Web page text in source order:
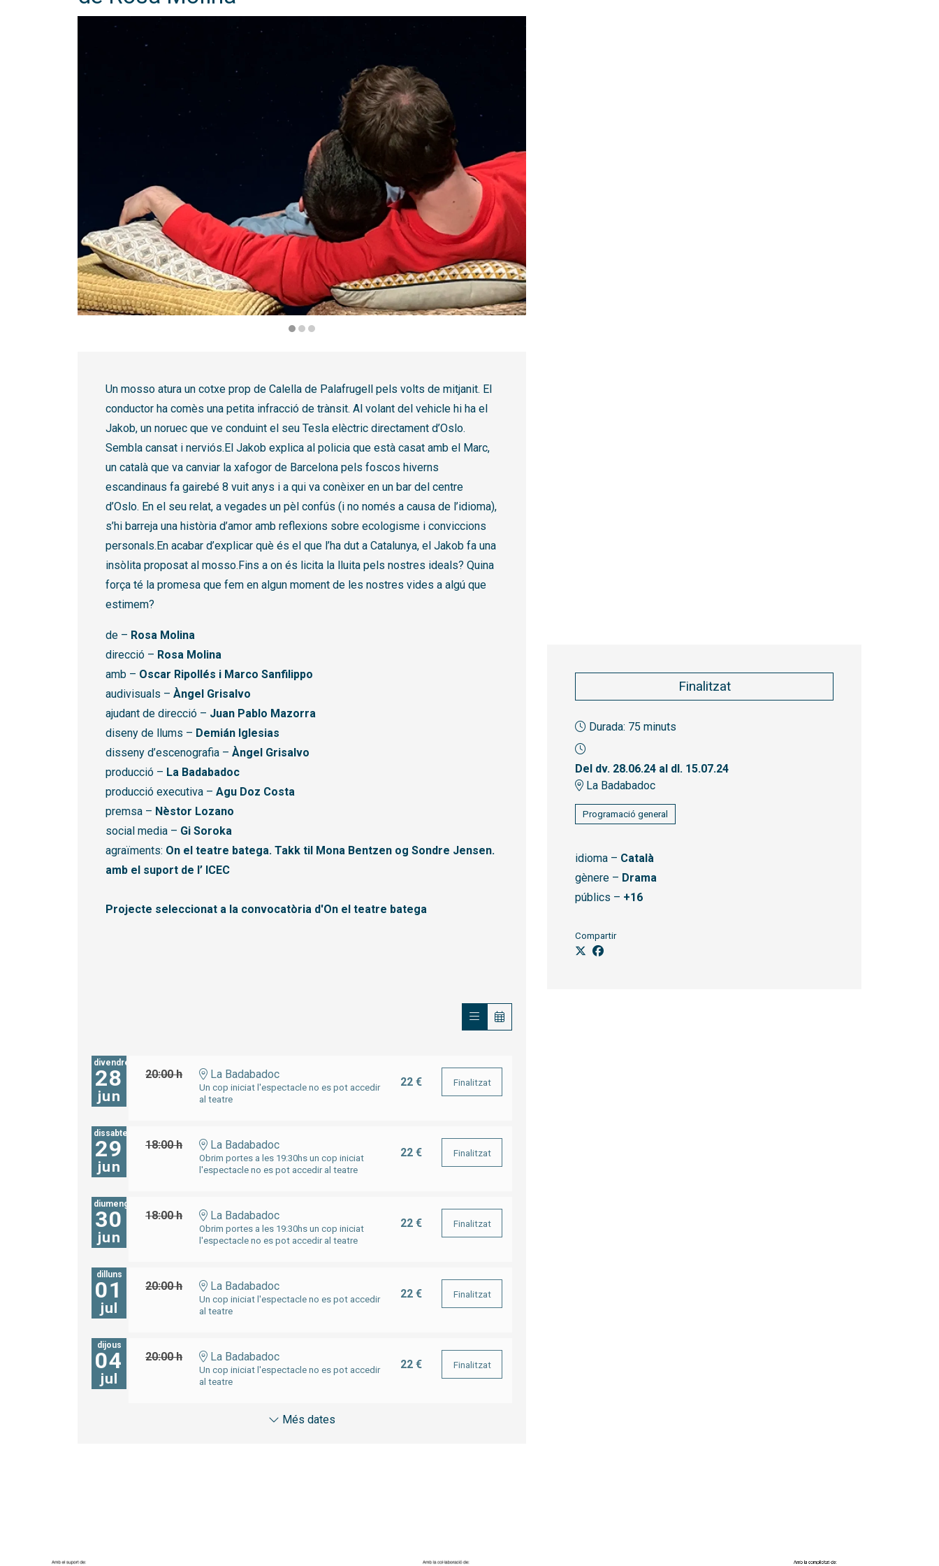
Finalitzat
Durada: 75 minuts
Del dv. 28.06.24 al dl. 15.07.24
La Badabadoc
Programació general
idioma – Català
gènere – Drama
públics – +16
Compartir
Un mosso atura un cotxe prop de Calella de Palafrugell pels volts de mitjanit. El
conductor ha comès una petita infracció de trànsit. Al volant del vehicle hi ha el
Jakob, un noruec que ve conduint el seu Tesla elèctric directament d’Oslo.
Sembla cansat i nerviós.El Jakob explica al policia que està casat amb el Marc,
un català que va canviar la xafogor de Barcelona pels foscos hiverns
escandinaus fa gairebé 8 vuit anys i a qui va conèixer en un bar del centre
d’Oslo. En el seu relat, a vegades un pèl confús (i no només a causa de l’idioma),
s’hi barreja una història d’amor amb reflexions sobre ecologisme i conviccions
personals.En acabar d’explicar què és el que l’ha dut a Catalunya, el Jakob fa una
insòlita proposat al mosso.Fins a on és licita la lluita pels nostres ideals? Quina
força té la promesa que fem en algun moment de les nostres vides a algú que
estimem?
de – Rosa Molina
direcció – Rosa Molina
amb – Oscar Ripollés i Marco Sanfilippo
audivisuals – Àngel Grisalvo
ajudant de direcció – Juan Pablo Mazorra
diseny de llums – Demián Iglesias
disseny d’escenografia – Àngel Grisalvo
producció – La Badabadoc
producció executiva – Agu Doz Costa
premsa – Nèstor Lozano
social media – Gi Soroka
agraïments: On el teatre batega. Takk til Mona Bentzen og Sondre Jensen.
amb el suport de l’ ICEC
Projecte seleccionat a la convocatòria d'On el teatre batega
divendres
28
jun
20:00 h La Badabadoc
Un cop iniciat l'espectacle no es pot accedir
al teatre
22 € Finalitzat
dissabte
29
jun
18:00 h La Badabadoc
Obrim portes a les 19:30hs un cop iniciat
l'espectacle no es pot accedir al teatre
22 € Finalitzat
diumenge
30
jun
18:00 h La Badabadoc
Obrim portes a les 19:30hs un cop iniciat
l'espectacle no es pot accedir al teatre
22 € Finalitzat
dilluns
01
jul
20:00 h La Badabadoc
Un cop iniciat l'espectacle no es pot accedir
al teatre
22 € Finalitzat
dijous
04
jul
20:00 h La Badabadoc
Un cop iniciat l'espectacle no es pot accedir
al teatre
22 € Finalitzat
Més dates